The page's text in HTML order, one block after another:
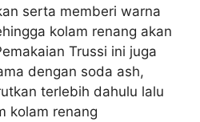
serta memberi warna
kolam renang akan
Trussi ini juga
dengan soda ash,
terlebih dahulu lalu
kolam renang